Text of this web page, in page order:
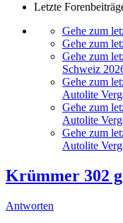
Letzte
Gehe zum
Gehe zum
Gehe zum
Schweiz
Gehe zum
Autolite
Gehe zum
Autolite
Gehe zum
Autolite
Krümmer 302
Antworten